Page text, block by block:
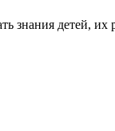
знания